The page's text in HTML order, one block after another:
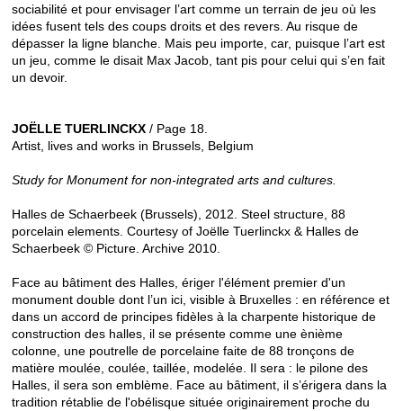
sociabilité et pour envisager l’art comme un terrain de jeu où les
idées fusent tels des coups droits et des revers. Au risque de
dépasser la ligne blanche. Mais peu importe, car, puisque l’art est
un jeu, comme le disait Max Jacob, tant pis pour celui qui s’en fait
un devoir.
JOËLLE TUERLINCKX / Page 18.
Artist, lives and works in Brussels, Belgium
Study for Monument for non-integrated arts and cultures.
Halles de Schaerbeek (Brussels), 2012. Steel structure, 88
porcelain elements. Courtesy of Joëlle Tuerlinckx & Halles de
Schaerbeek © Picture. Archive 2010.
Face au bâtiment des Halles, ériger l'élément premier d'un
monument double dont l’un ici, visible à Bruxelles : en référence et
dans un accord de principes fidèles à la charpente historique de
construction des halles, il se présente comme une ènième
colonne, une poutrelle de porcelaine faite de 88 tronçons de
matière moulée, coulée, taillée, modelée. Il sera : le pilone des
Halles, il sera son emblème. Face au bâtiment, il s’érigera dans la
tradition rétablie de l'obélisque située originairement proche du